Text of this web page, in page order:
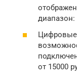
диапазон:
от 15000